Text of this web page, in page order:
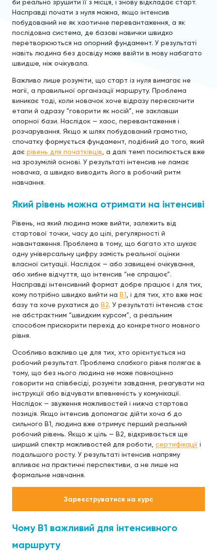
би реально зрушити її з місця, і знову відкладає старт.
Насправді почати з нуля можна, якщо інтенсив
побудований не як хаотичне перевантаження, а як
послідовна система, де базові навички швидко
перетворюються на опорний фундамент. У результаті
навіть людина без досвіду може ввійти в мову набагато
швидше, ніж очікувала.
Важливо лише розуміти, що старт із нуля вимагає не
магії, а правильної організації маршруту. Проблема
виникає тоді, коли новачок хоче відразу перескочити
етапи й одразу “говорити як носій”, не заклавши
опорної бази. Наслідок — хаос, перевантаження і
розчарування. Якщо ж шлях побудований грамотно,
спочатку формується фундамент, подібний до того, який
дає рівень для початківців , а далі темп посилюється вже
на зрозумілій основі. У результаті інтенсив не ламає
новачка, а швидко виводить його в робочий ритм
навчання.
Який рівень можна отримати на інтенсиві
Рівень, на який людина може вийти, залежить від
стартової точки, часу до цілі, регулярності й
навантаження. Проблема в тому, що багато хто шукає
одну універсальну цифру замість реальної оцінки
власної ситуації. Наслідок — або завищені очікування,
або хибне відчуття, що інтенсив “не спрацює”.
Насправді інтенсивний формат добре працює і для тих,
кому потрібно швидко вийти на B1 , і для тих, хто вже має
базу та хоче рухатися до B2. У результаті інтенсив стає
не абстрактним “швидким курсом”, а реальним
способом прискорити перехід до конкретного мовного
рівня.
Особливо важливо це для тих, хто орієнтується на
робочий результат. Проблема слабкого рівня полягає в
тому, що без нього людина не може повноцінно
говорити на співбесіді, розуміти завдання, реагувати на
інструкції або відчувати впевненість у комунікації.
Наслідок — звуження можливостей і нижча стартова
позиція. Якщо інтенсив допомагає дійти хоча б до
сильного B1, людина вже отримує перший реальний
робочий рівень. Якщо ж ціль — B2, відкривається ще
ширший спектр можливостей для роботи, сертифікації і
подальшого росту. У результаті інтенсив напряму
впливає на практичні перспективи, а не лише на
формальне навчання.
Зареєструватися на курс
Чому B1 важливий для інтенсивного
маршруту